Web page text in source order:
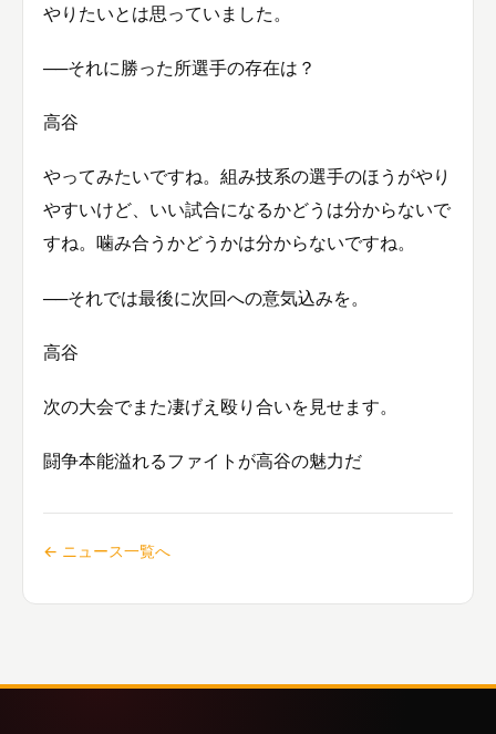
やりたいとは思っていました。
──それに勝った所選手の存在は？
高谷
やってみたいですね。組み技系の選手のほうがやり
やすいけど、いい試合になるかどうは分からないで
すね。噛み合うかどうかは分からないですね。
──それでは最後に次回への意気込みを。
高谷
次の大会でまた凄げえ殴り合いを見せます。
闘争本能溢れるファイトが高谷の魅力だ
← ニュース一覧へ